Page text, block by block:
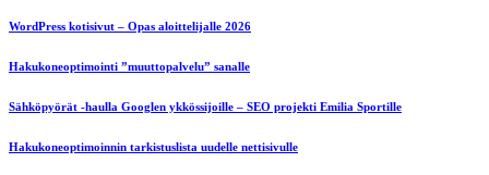
WordPress kotisivut – Opas aloittelijalle 2026
Hakukoneoptimointi ”muuttopalvelu” sanalle
Sähköpyörät -haulla Googlen ykkössijoille – SEO projekti Emilia Sportille
Hakukoneoptimoinnin tarkistuslista uudelle nettisivulle